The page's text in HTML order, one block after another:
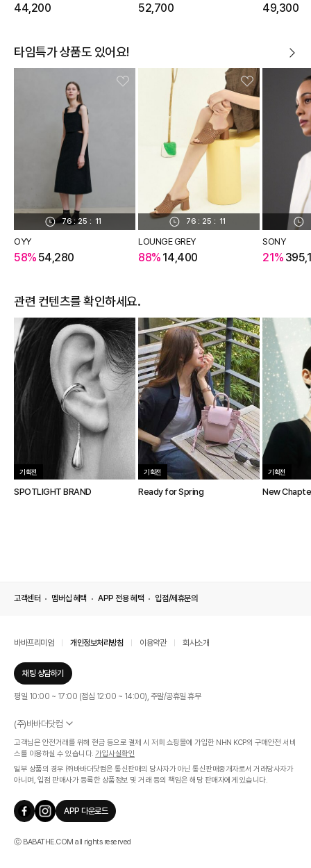
44,200 52,700 49,300
타임특가 상품도 있어요!
76 : 25 : 11
OYY
58% 54,280
76 : 25 : 11
LOUNGE GREY
88% 14,400
SONY
21%
관련 컨텐츠를 확인하세요.
기획전
SPOTLIGHT BRAND
기획전
Ready for Spring
기획전
New
고객센터 멤버십 혜택 APP 전용 혜택 입점/제휴문의
바바프리미엄 개인정보처리방침 이용약관 회사소개
채팅 상담하기
평일 10:00 ~ 17:00 (점심 12:00 ~ 14:00), 주말/공휴일 휴무
(주)바바더닷컴
서울특별시 서초구 신반포로 339, 논현빌딩 (대표이사 : 문인식)
사업자 등록번호 569-86-01308
통신판매업신고번호 제 2019 - 서울 서초 - 1268호
개인정보관리책임자 : 김효영
인증범위
온라인 쇼핑몰 서비스(바바더닷컴)
유효기간
2024.07.17 ~ 2027.07.16
고객님은 안전거래를 위해 현금 등으로 결제 시 저희 쇼핑몰에 가입한 NHN KCP의 구매안전 서비
스를 이용하실 수 있습니다. 가입사실확인
일부 상품의 경우 ㈜바바더닷컴은 통신판매의 당사자가 아닌 통신판매중개자로서 거래당사자가
아니며, 입점 판매사가 등록한 상품정보 및 거래 등의 책임은 해당 판매자에게 있습니다.
APP 다운로드
ⓒ BABATHE.COM all rights reserved